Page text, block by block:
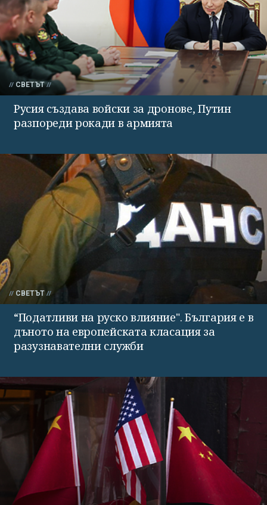
СВЕТЪТ
Русия създава войски за дронове, Путин
разпореди рокади в армията
СВЕТЪТ
“Податливи на руско влияние". България е в
дъното на европейската класация за
разузнавателни служби